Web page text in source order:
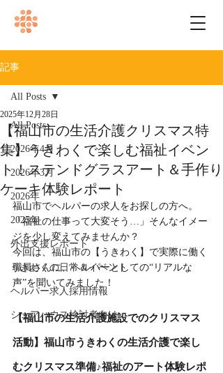
記事
All Posts
2026年4月
2026年3月
2026年
2025年
外出支援レポート
うきわくの日常＆イベント
ヘルパー求人採用情報
シェアハウス検討者向け
All Posts
【福山市の生活介護クリスマス特
集】うきわくで楽しむ福祉イベン
ト！ステンドグラスアート＆手作り
ケーキ体験レポート
2025年12月28日
福山市でヘルパーの求人をお探しの方へ。
「福祉の仕事って大変そう…」そんなイメー
ジを少し変えてみませんか？
今回は、福山市の【うきわく】で実際に働く
職員さんに、ヘルパーとしての“リアルな
声”を聞いてみました！
【福山市の生活介護施設でのクリスマス
活動】福山市うきわくの生活介護で楽し
むクリスマス準備♪福祉のアート体験レポ